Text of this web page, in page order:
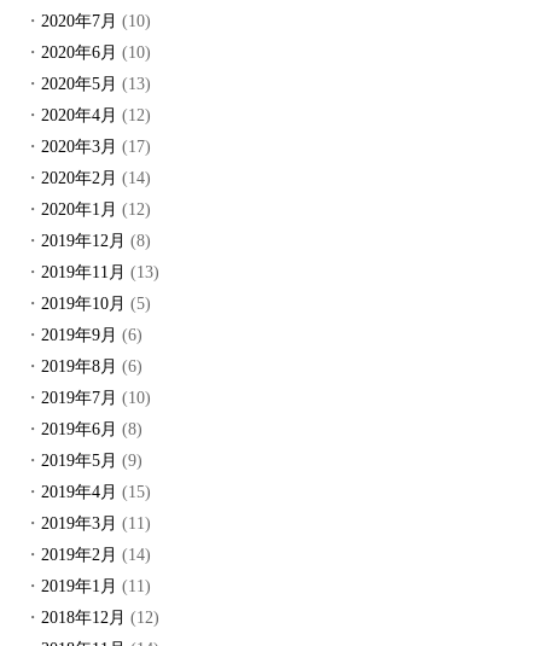
2020年7月 (10)
2020年6月 (10)
2020年5月 (13)
2020年4月 (12)
2020年3月 (17)
2020年2月 (14)
2020年1月 (12)
2019年12月 (8)
2019年11月 (13)
2019年10月 (5)
2019年9月 (6)
2019年8月 (6)
2019年7月 (10)
2019年6月 (8)
2019年5月 (9)
2019年4月 (15)
2019年3月 (11)
2019年2月 (14)
2019年1月 (11)
2018年12月 (12)